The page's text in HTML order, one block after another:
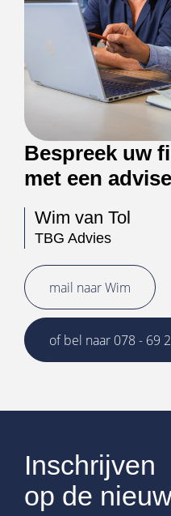
Bespreek uw
met een
Wim van Tol
TBG Advies
mail naar Wim
of bel naar 078 - 69
Inschrijven
op de